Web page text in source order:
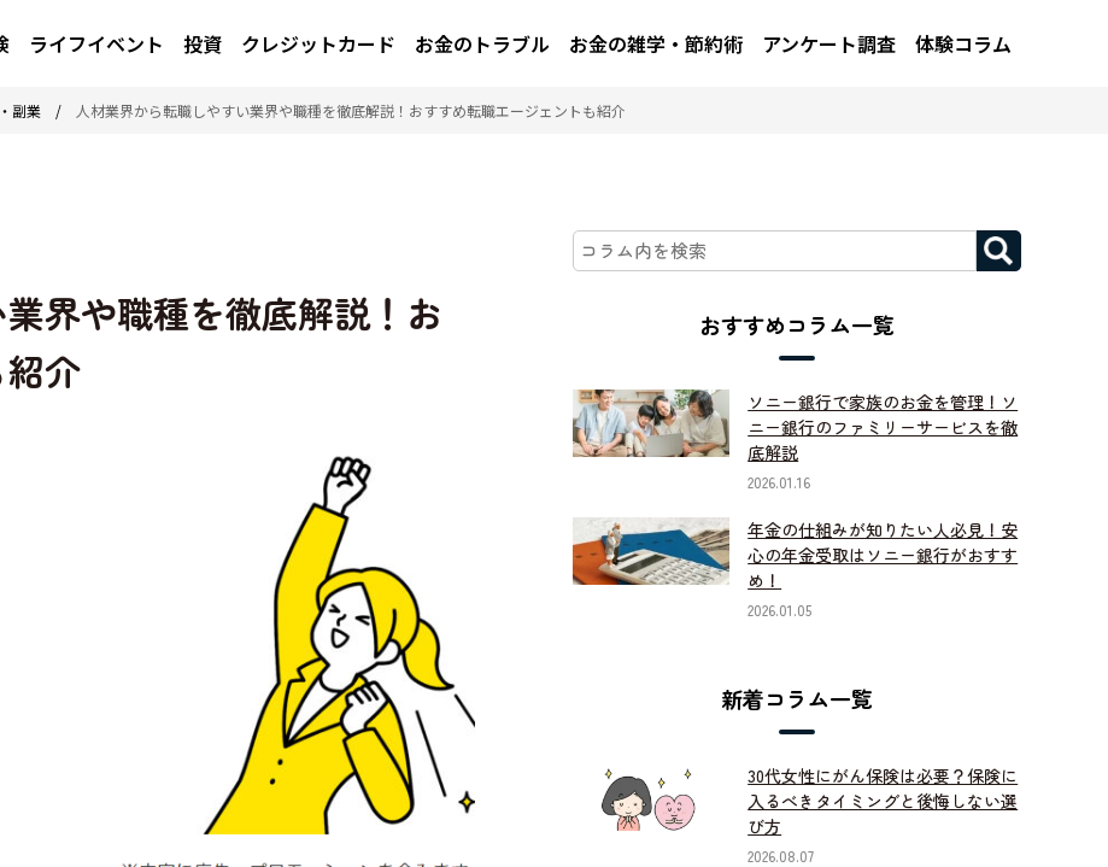
ライフイベント 投資 クレジットカード お金のトラブル お金の雑学・節約術 アンケート調査 体験コラム
副業 / 人材業界から転職しやすい業界や職種を徹底解説！おすすめ転職エージェントも紹介
界や職種を徹底解説！お
介
おすすめコラム一覧
ソニー銀行で家族のお金を管理！ソ
ニー銀行のファミリーサービスを徹
底解説
2026.01.16
年金の仕組みが知りたい人必見！安
心の年金受取はソニー銀行がおすす
め！
2026.01.05
新着コラム一覧
30代女性にがん保険は必要？保険に
入るべきタイミングと後悔しない選
び方
2026.08.07